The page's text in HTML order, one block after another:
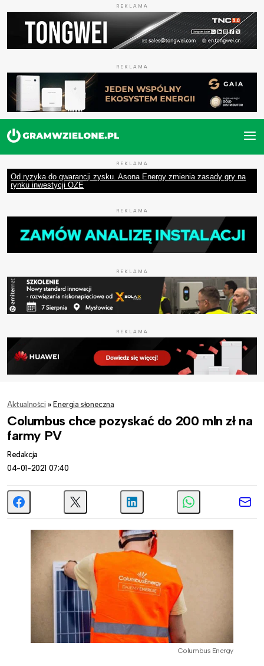
REKLAMA
REKLAMA
REKLAMA
Od ryzyka do gwarancji zysku. Asona Energy zmienia zasady gry na
rynku inwestycji OZE
REKLAMA
REKLAMA
REKLAMA
Aktualności » Energia słoneczna
Columbus chce pozyskać do 200 mln zł na
farmy PV
Redakcja
04-01-2021 07:40
Columbus Energy